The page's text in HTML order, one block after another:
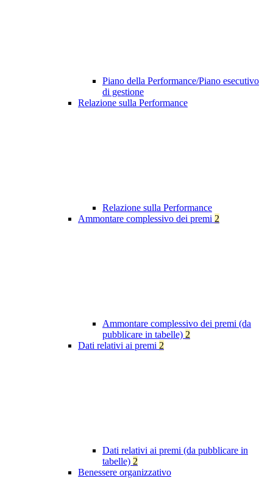
Piano della Performance/Piano esecutivo
di gestione
Relazione sulla Performance
Relazione sulla Performance
Ammontare complessivo dei premi 2
Ammontare complessivo dei premi (da
pubblicare in tabelle) 2
Dati relativi ai premi 2
Dati relativi ai premi (da pubblicare in
tabelle) 2
Benessere organizzativo